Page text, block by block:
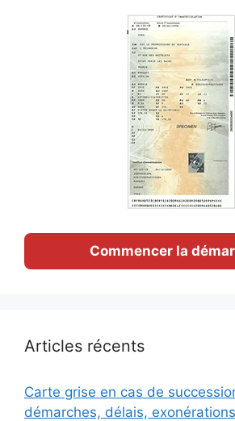
Commencer la
Articles récents
Carte grise en cas de
démarches, délais,